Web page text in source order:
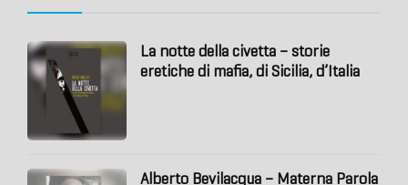
La notte della civetta – storie
eretiche di mafia, di Sicilia, d’Italia
Alberto Bevilacqua – Materna Parola